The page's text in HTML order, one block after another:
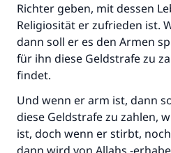
Richter geben, mit dessen
Religiosität er zufrieden ist.
dann soll er es den Armen
für ihn diese Geldstrafe zu
findet.
Und wenn er arm ist, dann
diese Geldstrafe zu zahlen,
ist, doch wenn er stirbt,
Die Antwort Nr.
Ehe.
Unterstütze die